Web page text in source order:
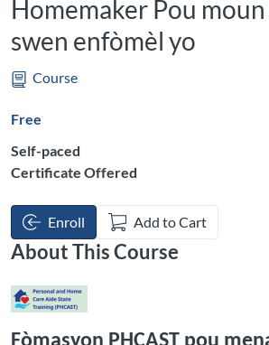
Homemaker Pou
swen enfòmèl yo
Course
Free
Self-paced
Certificate Offered
Enroll Add to Cart
About This Course